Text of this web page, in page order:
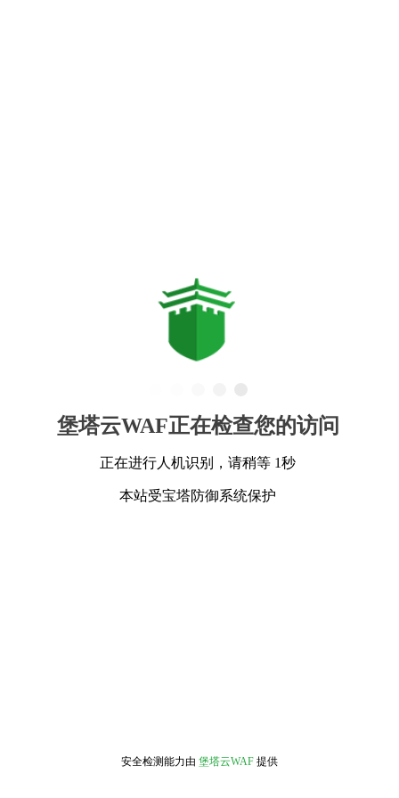
堡塔云WAF正在检查您的访问
正在进行人机识别，请稍等 1秒
本站受宝塔防御系统保护
安全检测能力由 堡塔云WAF 提供